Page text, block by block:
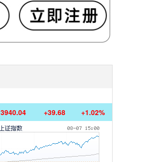
3940.04 +39.68 +1.02%